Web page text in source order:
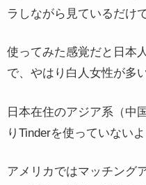
ラしながら見ているだけ
使ってみた感覚だと日本
で、やはり白人女性が多
日本在住のアジア系（中
りTinderを使っていないよ
アメリカではマッチング